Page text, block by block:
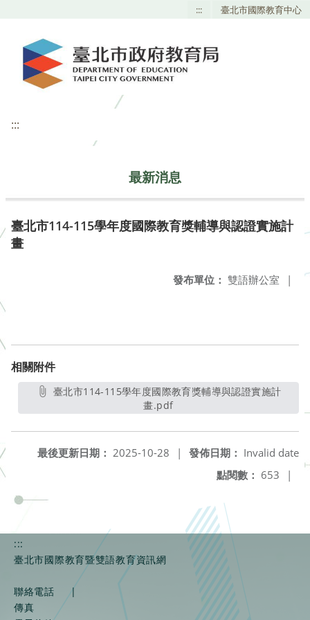
::: 臺北市國際教育中心
:::
最新消息
臺北市114-115學年度國際教育獎輔導與認證實施計
畫
發布單位： 雙語辦公室 |
相關附件
畫.pdf另開新視窗
發佈日期： Invalid date
最後更新日期： 2025-10-28
|
點閱數： 653 |
:::
臺北市國際教育暨雙語教育資訊網
聯絡電話
|
傳真